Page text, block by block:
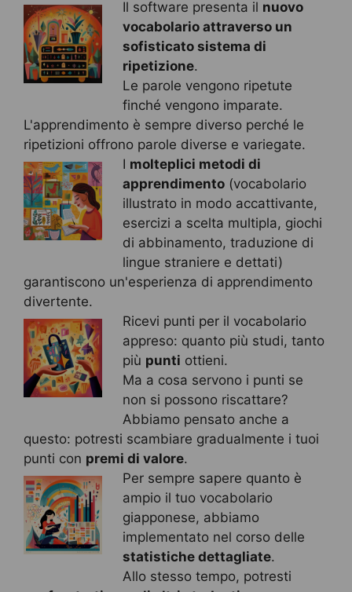
Il software presenta il nuovo
vocabolario attraverso un
sofisticato sistema di
ripetizione.
Le parole vengono ripetute
finché vengono imparate.
L'apprendimento è sempre diverso perché le
ripetizioni offrono parole diverse e variegate.
I molteplici metodi di
apprendimento(vocabolario
illustrato in modo accattivante,
esercizi a scelta multipla, giochi
di abbinamento, traduzione di
lingue straniere e dettati)
garantiscono un'esperienza di apprendimento
divertente.
Ricevi punti per il vocabolario
appreso: quanto più studi, tanto
più punti ottieni.
Ma a cosa servono i punti se
non si possono riscattare?
Abbiamo pensato anche a
questo: potresti scambiare gradualmente i tuoi
punti con premi di valore.
Per sempre sapere quanto è
ampio il tuo vocabolario
giapponese, abbiamo
implementato nel corso delle
statistiche dettagliate.
Allo stesso tempo, potresti